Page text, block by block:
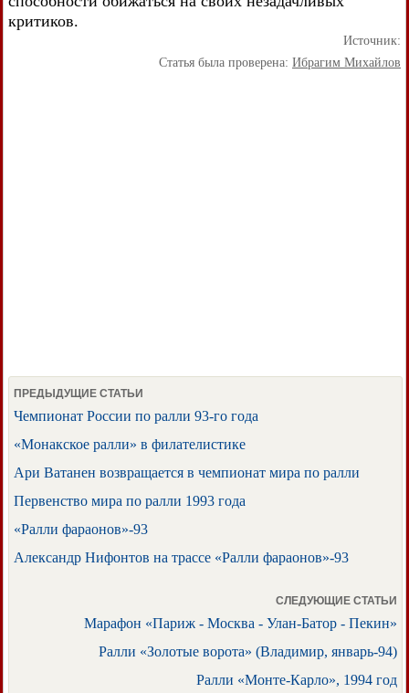
критиков.
Источник:
Статья была проверена: Ибрагим Михайлов
ПРЕДЫДУЩИЕ СТАТЬИ
Чемпионат России по ралли 93-го года
«Монакское ралли» в филателистике
Ари Ватанен возвращается в чемпионат мира по ралли
Первенство мира по ралли 1993 года
«Ралли фараонов»-93
Александр Нифонтов на трассе «Ралли фараонов»-93
СЛЕДУЮЩИЕ СТАТЬИ
Марафон «Париж - Москва - Улан-Батор - Пекин»
Ралли «Золотые ворота» (Владимир, январь-94)
Ралли «Монте-Карло», 1994 год